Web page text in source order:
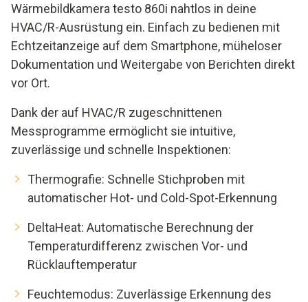
Wärmebildkamera testo 860i nahtlos in deine
HVAC/R-Ausrüstung ein. Einfach zu bedienen mit
Echtzeitanzeige auf dem Smartphone, müheloser
Dokumentation und Weitergabe von Berichten direkt
vor Ort.
Dank der auf HVAC/R zugeschnittenen
Messprogramme ermöglicht sie intuitive,
zuverlässige und schnelle Inspektionen:
Thermografie: Schnelle Stichproben mit
automatischer Hot- und Cold-Spot-Erkennung
DeltaHeat: Automatische Berechnung der
Temperaturdifferenz zwischen Vor- und
Rücklauftemperatur
Feuchtemodus: Zuverlässige Erkennung des